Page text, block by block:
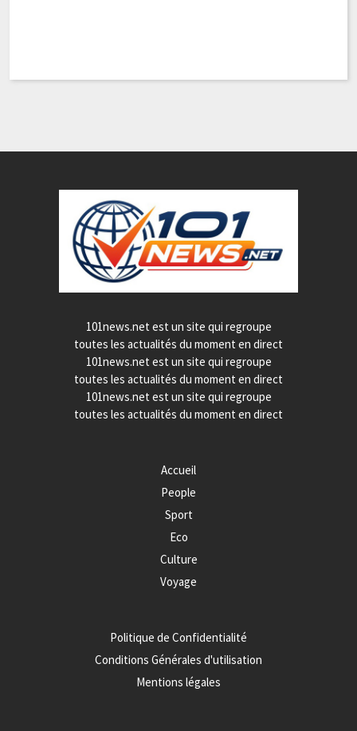
101news.net est un site qui regroupe
toutes les actualités du moment en direct
101news.net est un site qui regroupe
toutes les actualités du moment en direct
101news.net est un site qui regroupe
toutes les actualités du moment en direct
Accueil
People
Sport
Eco
Culture
Voyage
Politique de Confidentialité
Conditions Générales d'utilisation
Mentions légales